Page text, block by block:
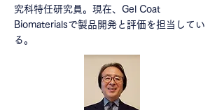
究科特任研究員。現在、Gel Coat
Biomaterialsで製品開発と評価を担当してい
る。